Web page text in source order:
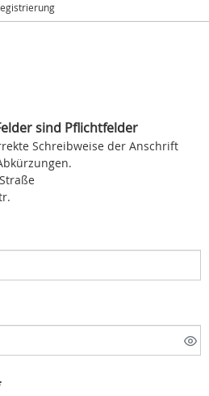
sind Pflichtfelder
Schreibweise der Anschrift